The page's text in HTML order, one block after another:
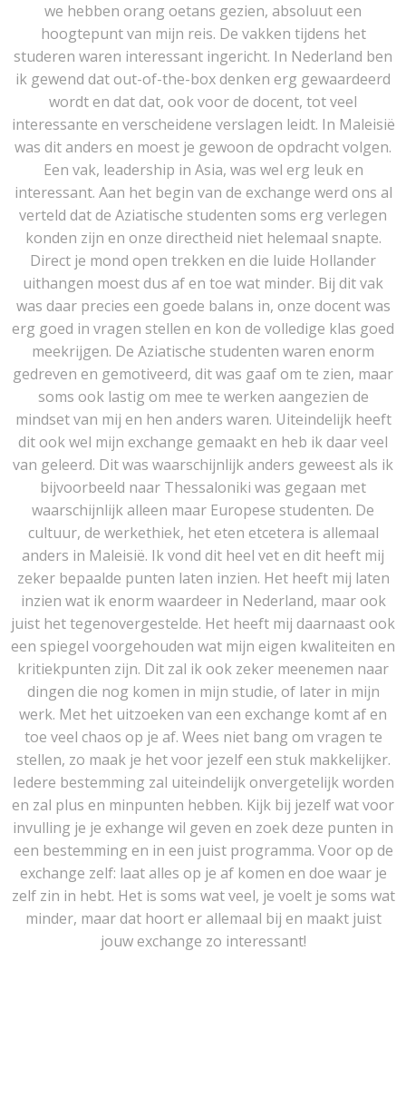
we hebben orang oetans gezien, absoluut een
hoogtepunt van mijn reis. De vakken tijdens het
studeren waren interessant ingericht. In Nederland ben
ik gewend dat out-of-the-box denken erg gewaardeerd
wordt en dat dat, ook voor de docent, tot veel
interessante en verscheidene verslagen leidt. In Maleisië
was dit anders en moest je gewoon de opdracht volgen.
Een vak, leadership in Asia, was wel erg leuk en
interessant. Aan het begin van de exchange werd ons al
verteld dat de Aziatische studenten soms erg verlegen
konden zijn en onze directheid niet helemaal snapte.
Direct je mond open trekken en die luide Hollander
uithangen moest dus af en toe wat minder. Bij dit vak
was daar precies een goede balans in, onze docent was
erg goed in vragen stellen en kon de volledige klas goed
meekrijgen. De Aziatische studenten waren enorm
gedreven en gemotiveerd, dit was gaaf om te zien, maar
soms ook lastig om mee te werken aangezien de
mindset van mij en hen anders waren. Uiteindelijk heeft
dit ook wel mijn exchange gemaakt en heb ik daar veel
van geleerd. Dit was waarschijnlijk anders geweest als ik
bijvoorbeeld naar Thessaloniki was gegaan met
waarschijnlijk alleen maar Europese studenten. De
cultuur, de werkethiek, het eten etcetera is allemaal
anders in Maleisië. Ik vond dit heel vet en dit heeft mij
zeker bepaalde punten laten inzien. Het heeft mij laten
inzien wat ik enorm waardeer in Nederland, maar ook
juist het tegenovergestelde. Het heeft mij daarnaast ook
een spiegel voorgehouden wat mijn eigen kwaliteiten en
kritiekpunten zijn. Dit zal ik ook zeker meenemen naar
dingen die nog komen in mijn studie, of later in mijn
werk. Met het uitzoeken van een exchange komt af en
toe veel chaos op je af. Wees niet bang om vragen te
stellen, zo maak je het voor jezelf een stuk makkelijker.
Iedere bestemming zal uiteindelijk onvergetelijk worden
en zal plus en minpunten hebben. Kijk bij jezelf wat voor
invulling je je exhange wil geven en zoek deze punten in
een bestemming en in een juist programma. Voor op de
exchange zelf: laat alles op je af komen en doe waar je
zelf zin in hebt. Het is soms wat veel, je voelt je soms wat
minder, maar dat hoort er allemaal bij en maakt juist
jouw exchange zo interessant!